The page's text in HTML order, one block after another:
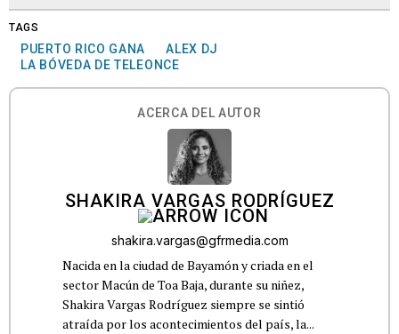
TAGS
PUERTO RICO GANA
ALEX DJ
LA BÓVEDA DE TELEONCE
ACERCA DEL AUTOR
SHAKIRA VARGAS RODRÍGUEZ
shakira.vargas@gfrmedia.com
Nacida en la ciudad de Bayamón y criada en el
sector Macún de Toa Baja, durante su niñez,
Shakira Vargas Rodríguez siempre se sintió
atraída por los acontecimientos del país, la...